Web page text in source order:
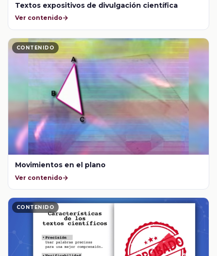
Textos expositivos de divulgación científica
Ver contenido
CONTENIDO
Movimientos en el plano
Ver contenido
CONTENIDO